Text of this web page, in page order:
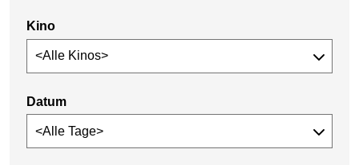
Kino
Datum